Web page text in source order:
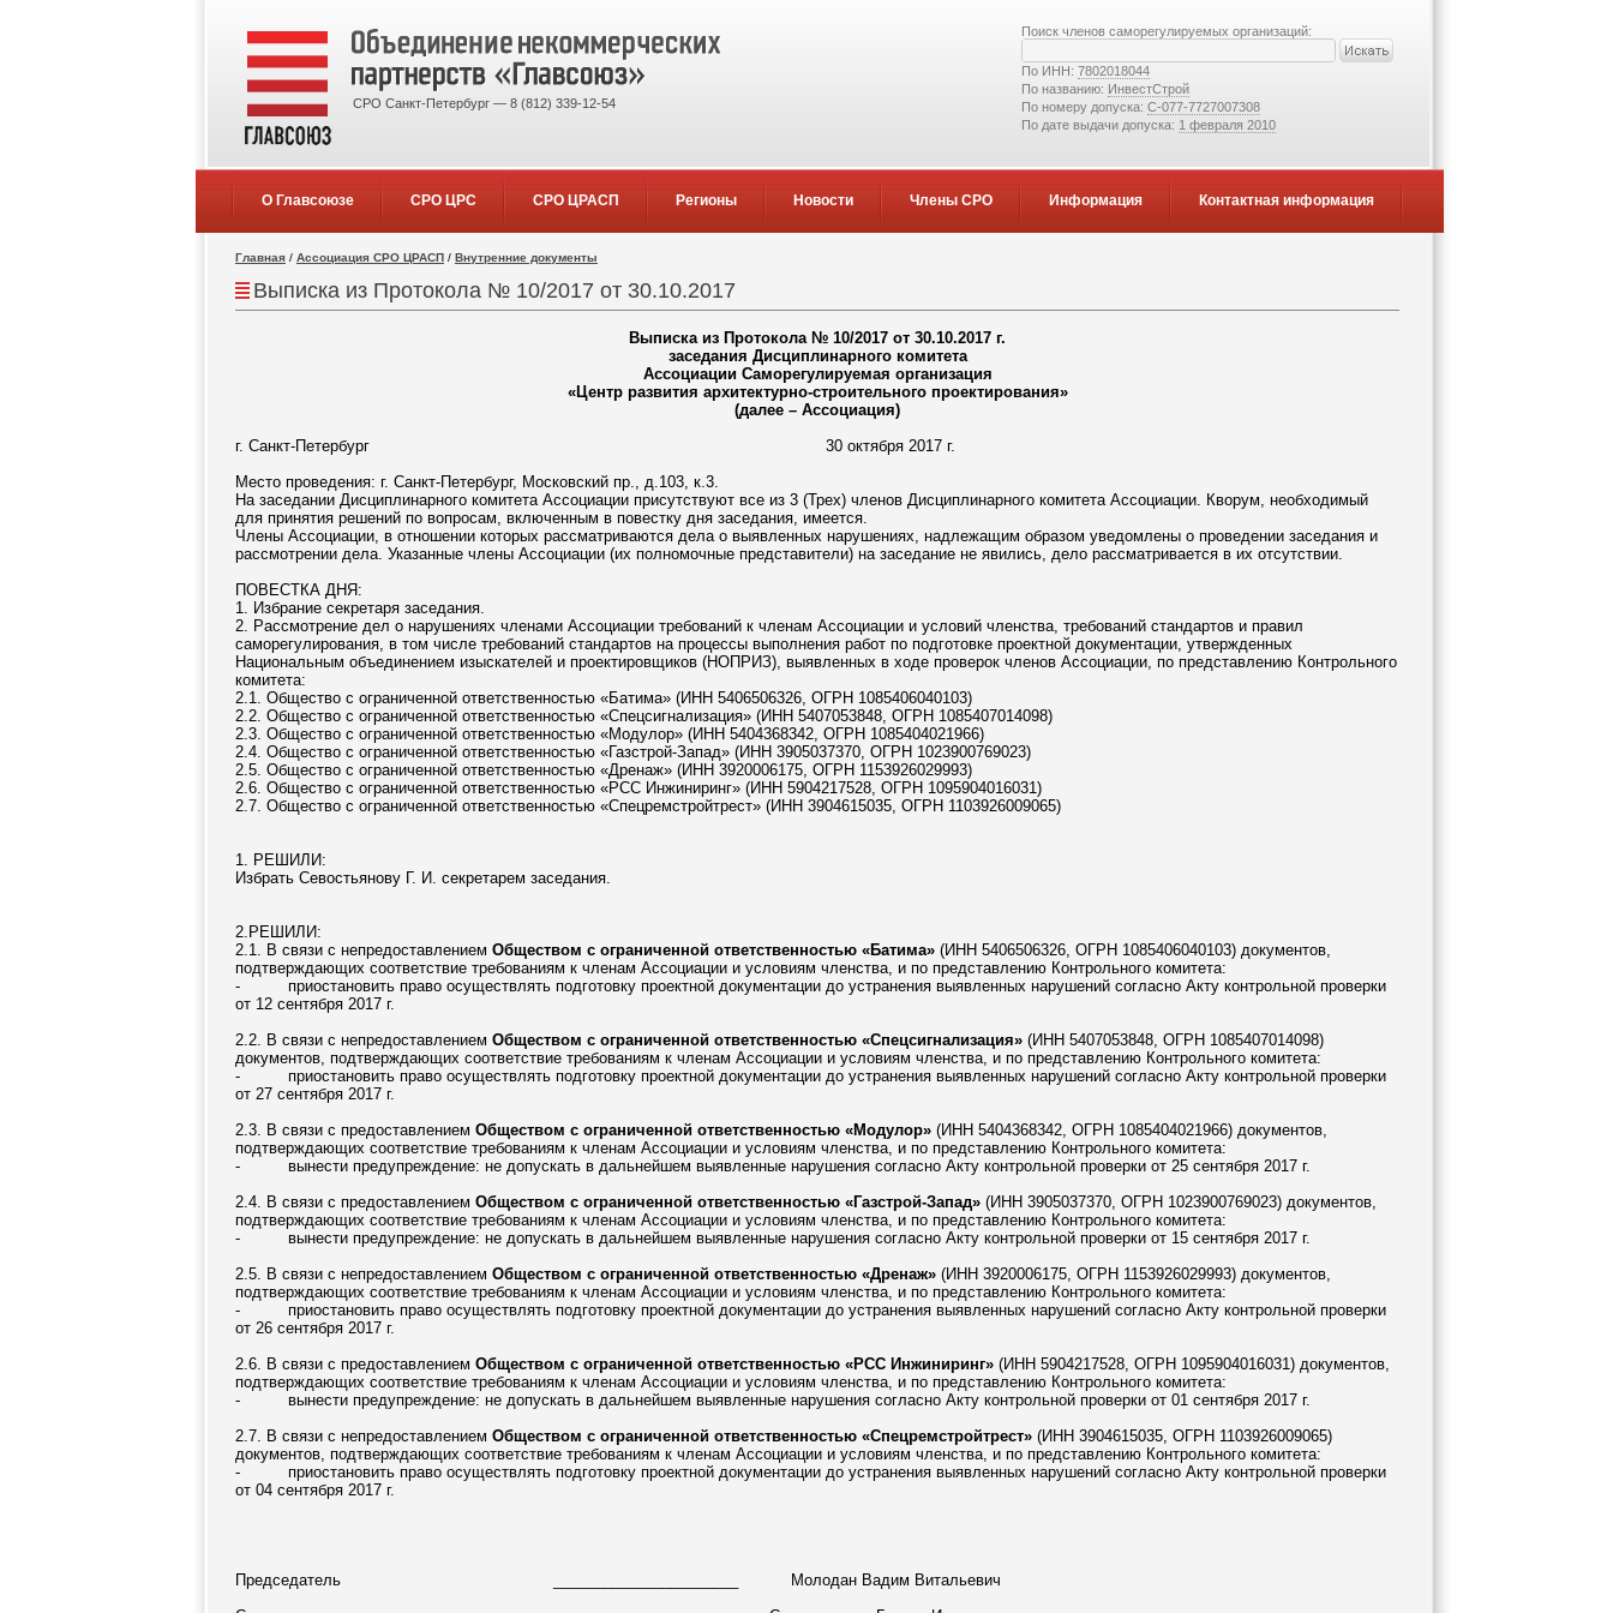
СРО Санкт-Петербург — 8 (812) 339-12-54
Поиск членов саморегулируемых организаций:
По ИНН: 7802018044
По названию: ИнвестСтрой
По номеру допуска: С-077-7727007308
По дате выдачи допуска: 1 февраля 2010
О Главсоюзе СРО ЦРС СРО ЦРАСП Регионы Новости Члены СРО Информация Контактная информация
Главная / Ассоциация СРО ЦРАСП / Внутренние документы
Выписка из Протокола № 10/2017 от 30.10.2017
Выписка из Протокола № 10/2017 от 30.10.2017 г.
заседания Дисциплинарного комитета
Ассоциации Саморегулируемая организация
«Центр развития архитектурно-строительного проектирования»
(далее – Ассоциация)
г. Санкт-Петербург 30 октября 2017 г.
Место проведения: г. Санкт-Петербург, Московский пр., д.103, к.3.
На заседании Дисциплинарного комитета Ассоциации присутствуют все из 3 (Трех) членов Дисциплинарного комитета Ассоциации. Кворум, необходимый
для принятия решений по вопросам, включенным в повестку дня заседания, имеется.
Члены Ассоциации, в отношении которых рассматриваются дела о выявленных нарушениях, надлежащим образом уведомлены о проведении заседания и
рассмотрении дела. Указанные члены Ассоциации (их полномочные представители) на заседание не явились, дело рассматривается в их отсутствии.
ПОВЕСТКА ДНЯ:
1. Избрание секретаря заседания.
2. Рассмотрение дел о нарушениях членами Ассоциации требований к членам Ассоциации и условий членства, требований стандартов и правил
саморегулирования, в том числе требований стандартов на процессы выполнения работ по подготовке проектной документации, утвержденных
Национальным объединением изыскателей и проектировщиков (НОПРИЗ), выявленных в ходе проверок членов Ассоциации, по представлению Контрольного
комитета:
2.1. Общество с ограниченной ответственностью «Батима» (ИНН 5406506326, ОГРН 1085406040103)
2.2. Общество с ограниченной ответственностью «Спецсигнализация» (ИНН 5407053848, ОГРН 1085407014098)
2.3. Общество с ограниченной ответственностью «Модулор» (ИНН 5404368342, ОГРН 1085404021966)
2.4. Общество с ограниченной ответственностью «Газстрой-Запад» (ИНН 3905037370, ОГРН 1023900769023)
2.5. Общество с ограниченной ответственностью «Дренаж» (ИНН 3920006175, ОГРН 1153926029993)
2.6. Общество с ограниченной ответственностью «РСС Инжиниринг» (ИНН 5904217528, ОГРН 1095904016031)
2.7. Общество с ограниченной ответственностью «Спецремстройтрест» (ИНН 3904615035, ОГРН 1103926009065)
1. РЕШИЛИ:
Избрать Севостьянову Г. И. секретарем заседания.
2.РЕШИЛИ:
2.1. В связи с непредоставлением Обществом с ограниченной ответственностью «Батима» (ИНН 5406506326, ОГРН 1085406040103) документов,
подтверждающих соответствие требованиям к членам Ассоциации и условиям членства, и по представлению Контрольного комитета:
-
приостановить право осуществлять подготовку проектной документации до устранения выявленных нарушений согласно Акту контрольной проверки
от 12 сентября 2017 г.
2.2. В связи с непредоставлением Обществом с ограниченной ответственностью «Спецсигнализация» (ИНН 5407053848, ОГРН 1085407014098)
документов, подтверждающих соответствие требованиям к членам Ассоциации и условиям членства, и по представлению Контрольного комитета:
-
приостановить право осуществлять подготовку проектной документации до устранения выявленных нарушений согласно Акту контрольной проверки
от 27 сентября 2017 г.
2.3. В связи с предоставлением Обществом с ограниченной ответственностью «Модулор» (ИНН 5404368342, ОГРН 1085404021966) документов,
подтверждающих соответствие требованиям к членам Ассоциации и условиям членства, и по представлению Контрольного комитета:
-
вынести предупреждение: не допускать в дальнейшем выявленные нарушения согласно Акту контрольной проверки от 25 сентября 2017 г.
2.4. В связи с предоставлением Обществом с ограниченной ответственностью «Газстрой-Запад» (ИНН 3905037370, ОГРН 1023900769023) документов,
подтверждающих соответствие требованиям к членам Ассоциации и условиям членства, и по представлению Контрольного комитета:
-
вынести предупреждение: не допускать в дальнейшем выявленные нарушения согласно Акту контрольной проверки от 15 сентября 2017 г.
2.5. В связи с непредоставлением Обществом с ограниченной ответственностью «Дренаж» (ИНН 3920006175, ОГРН 1153926029993) документов,
подтверждающих соответствие требованиям к членам Ассоциации и условиям членства, и по представлению Контрольного комитета:
-
приостановить право осуществлять подготовку проектной документации до устранения выявленных нарушений согласно Акту контрольной проверки
от 26 сентября 2017 г.
2.6. В связи с предоставлением Обществом с ограниченной ответственностью «РСС Инжиниринг» (ИНН 5904217528, ОГРН 1095904016031) документов,
подтверждающих соответствие требованиям к членам Ассоциации и условиям членства, и по представлению Контрольного комитета:
-
вынести предупреждение: не допускать в дальнейшем выявленные нарушения согласно Акту контрольной проверки от 01 сентября 2017 г.
2.7. В связи с непредоставлением Обществом с ограниченной ответственностью «Спецремстройтрест» (ИНН 3904615035, ОГРН 1103926009065)
документов, подтверждающих соответствие требованиям к членам Ассоциации и условиям членства, и по представлению Контрольного комитета:
-
приостановить право осуществлять подготовку проектной документации до устранения выявленных нарушений согласно Акту контрольной проверки
от 04 сентября 2017 г.
Председатель
Молодан Вадим Витальевич